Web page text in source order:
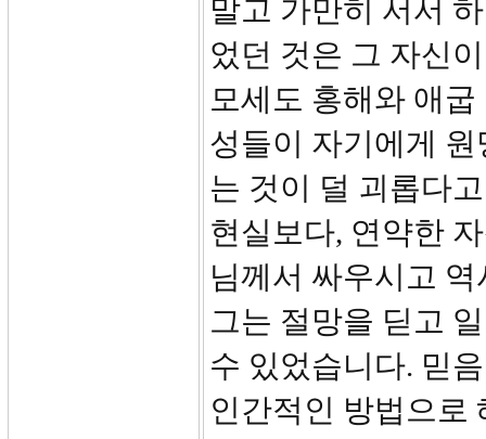
말고 가만히 서서
었던 것은 그 자신
모세도 홍해와 애
성들이 자기에게
는 것이 덜 괴롭다
현실보다, 연약한
님께서 싸우시고
그는 절망을 딛고
수 있었습니다. 믿
인간적인 방법으로